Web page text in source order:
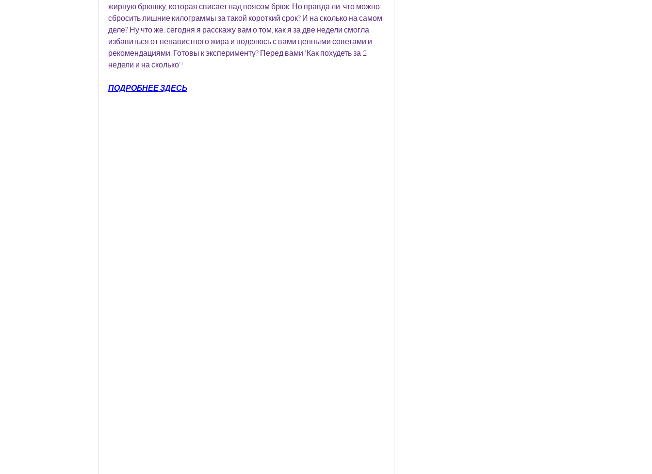
жирную брюшку, которая свисает над поясом брюк. Но правда ли, что можно
сбросить лишние килограммы за такой короткий срок? И на сколько на самом
деле? Ну что же, сегодня я расскажу вам о том, как я за две недели смогла
избавиться от ненавистного жира и поделюсь с вами ценными советами и
рекомендациями. Готовы к эксперименту? Перед вами 'Как похудеть за 2
недели и на сколько'!
ПОДРОБНЕЕ ЗДЕСЬ